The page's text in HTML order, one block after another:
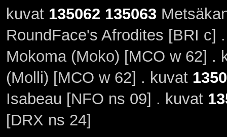
kuvat 135062 135063
RoundFace's Afrodites [BRI c]
Mokoma (Moko) [MCO w 62] .
(Molli) [MCO w 62] . kuvat
Isabeau [NFO ns 09] . kuvat
[DRX ns 24]